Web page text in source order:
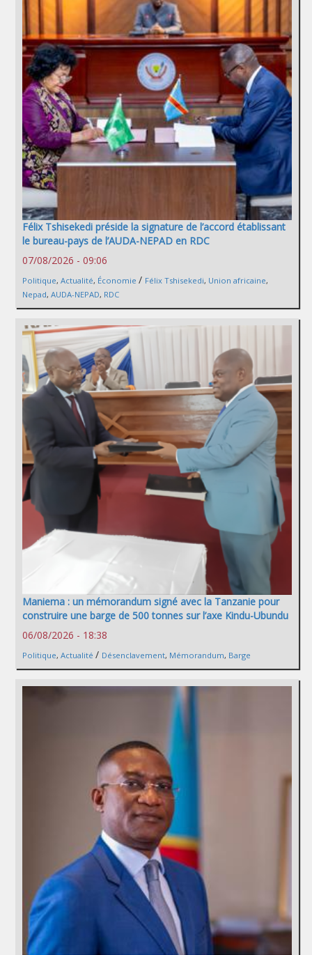
Félix Tshisekedi préside la signature de l’accord établissant
le bureau-pays de l’AUDA-NEPAD en RDC
07/08/2026 - 09:06
Politique, Actualité, Économie / Félix Tshisekedi, Union africaine,
Nepad, AUDA-NEPAD, RDC
Maniema : un mémorandum signé avec la Tanzanie pour
construire une barge de 500 tonnes sur l’axe Kindu-Ubundu
06/08/2026 - 18:38
Politique, Actualité / Désenclavement, Mémorandum, Barge